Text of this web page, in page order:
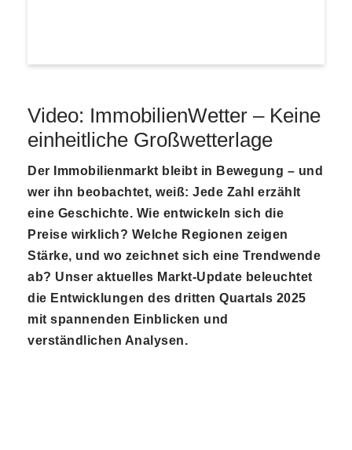
Video: ImmobilienWetter – Keine
einheitliche Großwetterlage
Der Immobilienmarkt bleibt in Bewegung – und
wer ihn beobachtet, weiß: Jede Zahl erzählt
eine Geschichte. Wie entwickeln sich die
Preise wirklich? Welche Regionen zeigen
Stärke, und wo zeichnet sich eine Trendwende
ab? Unser aktuelles Markt-Update beleuchtet
die Entwicklungen des dritten Quartals 2025
mit spannenden Einblicken und
verständlichen Analysen.
Mit